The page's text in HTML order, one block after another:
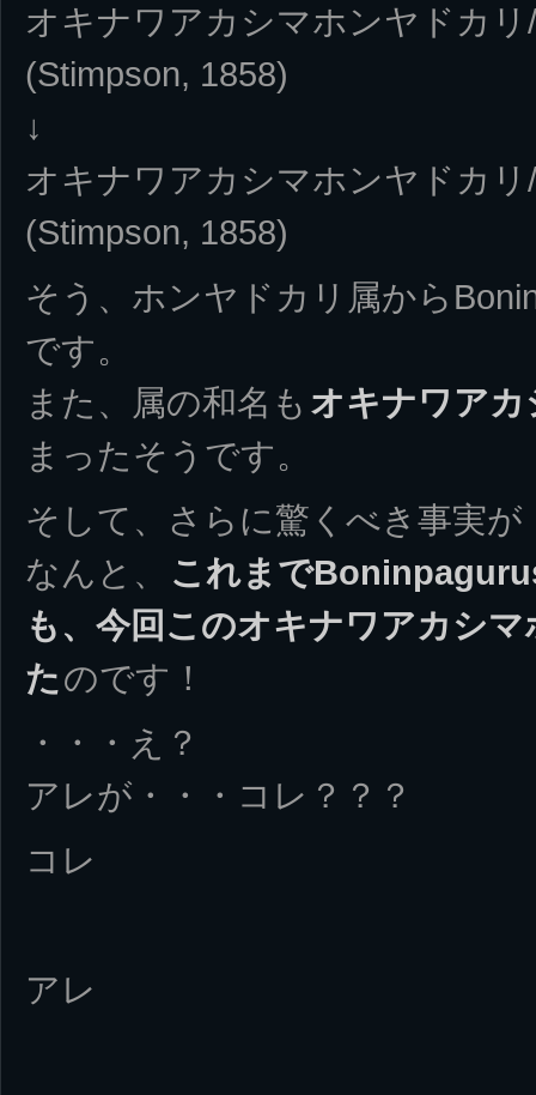
オキナワアカシマホンヤドカリ
(Stimpson, 1858)
↓
オキナワアカシマホンヤドカリ/
(Stimpson, 1858)
そう、ホンヤドカリ属から
です。
また、属の和名も オキナワア
まったそうです。
そして、さらに驚くべき事実が
なんと、
これまで
も、今回このオキナワアカシ
たのです！
・・・え？
アレが・・・コレ？？？
コレ
アレ